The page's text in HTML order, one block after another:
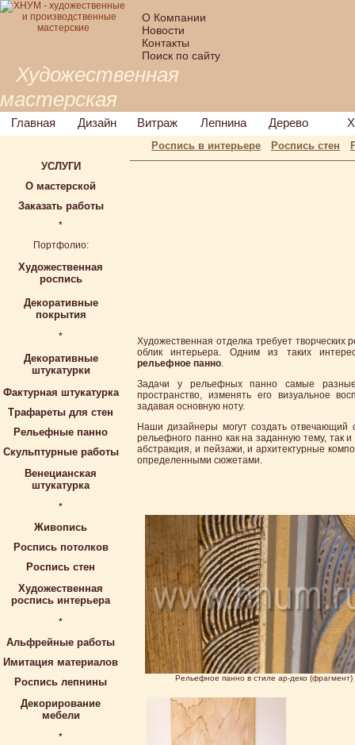
О Компании
Новости
Контакты
Поиск по сайту
Художественная
мастерская
Главная Дизайн Витраж Лепнина Дерево
Роспись в интерьере Роспись стен
УСЛУГИ
О мастерской
Заказать работы
*
Портфолио:
Художественная
роспись
Декоративные
покрытия
*
Декоративные
штукатурки
Фактурная штукатурка
Трафареты для стен
Рельефные панно
Скульптурные работы
Венецианская
штукатурка
*
Живопись
Роспись потолков
Роспись стен
Художественная
роспись интерьера
*
Альфрейные работы
Имитация материалов
Роспись лепнины
Декорирование
мебели
*
Художественная отделка требует
облик интерьера. Одним из таких
рельефное панно.
Задачи у рельефных панно самые
пространство, изменять его визуальное
задавая основную ноту.
Наши дизайнеры могут создать
рельефного панно как на заданную тему, так
абстракция, и пейзажи, и архитектурные
определенными сюжетами.
Рельефное панно в стиле ар-деко (фрагмент)